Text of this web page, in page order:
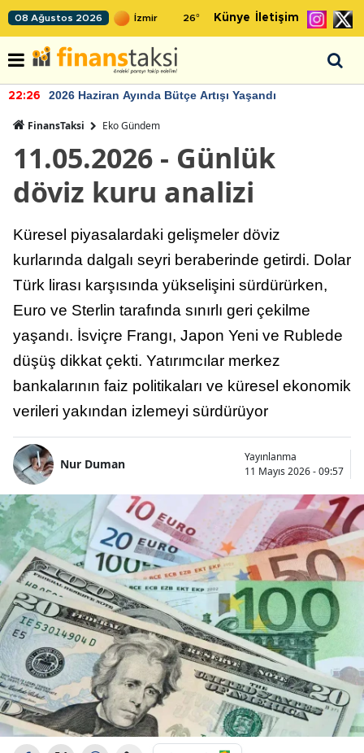
08 Ağustos 2026 26° Künye İletişim
22:26 2026 Haziran Ayında Bütçe Artışı Yaşandı
FinansTaksi Eko Gündem
11.05.2026 - Günlük
döviz kuru analizi
Küresel piyasalardaki gelişmeler döviz
kurlarında dalgalı seyri beraberinde getirdi. Dolar
Türk lirası karşısında yükselişini sürdürürken,
Euro ve Sterlin tarafında sınırlı geri çekilme
yaşandı. İsviçre Frangı, Japon Yeni ve Rublede
düşüş dikkat çekti. Yatırımcılar merkez
bankalarının faiz politikaları ve küresel ekonomik
verileri yakından izlemeyi sürdürüyor
Nur Duman
Yayınlanma
11 Mayıs 2026 - 09:57